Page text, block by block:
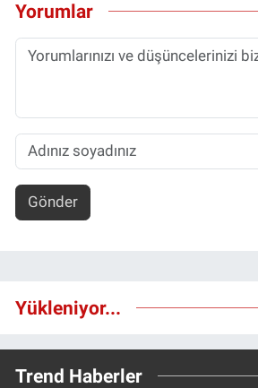
Yorumlar
Gönder
Yükleniyor...
Trend Haberler